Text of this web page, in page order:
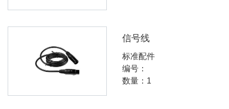
信号线
标准配件
编号：
数量：1